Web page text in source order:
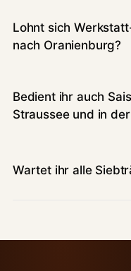
Lohnt sich
nach Oranienburg?
Bedient ihr auch
Straussee und in
Wartet ihr alle